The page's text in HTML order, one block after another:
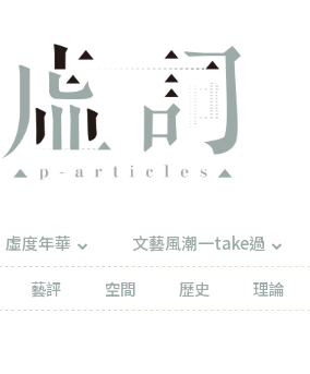
虛度年華 文藝風潮一take過
藝評 空間 歷史 理論